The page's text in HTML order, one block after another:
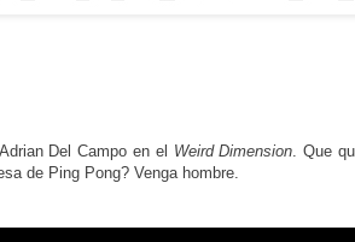
Del Campo en el Weird Dimension. Que
de Ping Pong? Venga hombre.